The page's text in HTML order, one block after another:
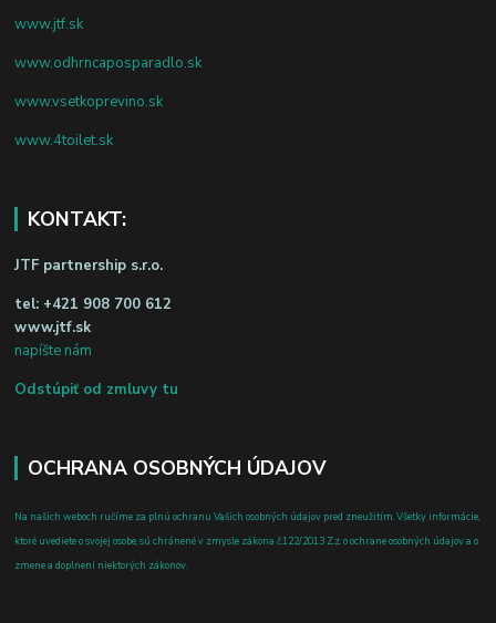
www.jtf.sk
www.odhrncaposparadlo.sk
www.vsetkoprevino.sk
www.4toilet.sk
KONTAKT:
JTF partnership s.r.o.
tel: +421 908 700 612
www.jtf.sk
napíšte nám
Odstúpiť od zmluvy tu
OCHRANA OSOBNÝCH ÚDAJOV
Na našich weboch ručíme za plnú ochranu Vašich osobných údajov pred zneužitím. Všetky informácie,
ktoré uvediete o svojej osobe, sú chránené v zmysle zákona č.122/2013 Z.z. o ochrane osobných údajov a o
zmene a doplnení niektorých zákonov.